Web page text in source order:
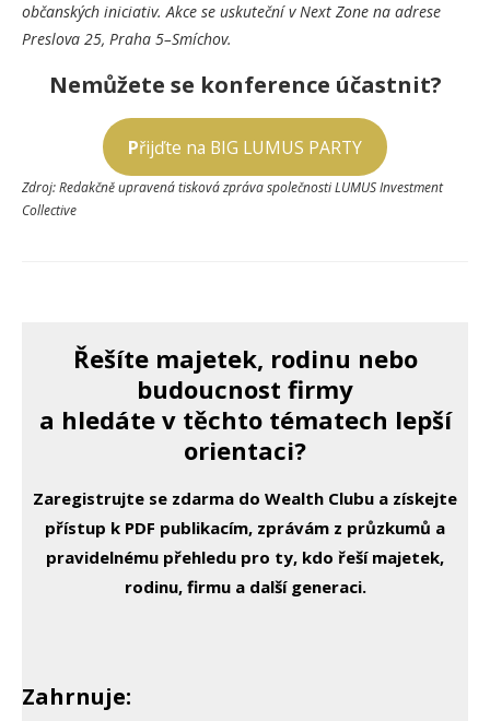
občanských iniciativ. Akce se uskuteční v Next Zone na adrese
Preslova 25, Praha 5–Smíchov.
Nemůžete se konference účastnit?
Přijďte na BIG LUMUS PARTY
Zdroj: Redakčně upravená tisková zpráva společnosti LUMUS Investment
Collective
Řešíte majetek, rodinu nebo
budoucnost firmy
a hledáte v těchto tématech lepší
orientaci?
Zaregistrujte se zdarma do Wealth Clubu a získejte
přístup k PDF publikacím, zprávám z průzkumů a
pravidelnému přehledu pro ty, kdo řeší majetek,
rodinu, firmu a další generaci.
Zahrnuje: